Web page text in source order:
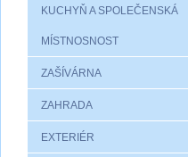
KUCHYŇ A SPOLEČENSKÁ
MÍSTNOSNOST
ZAŠÍVÁRNA
ZAHRADA
EXTERIÉR